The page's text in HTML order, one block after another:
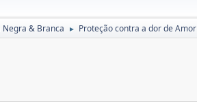
Negra & Branca ► Proteção contra a dor de Amor